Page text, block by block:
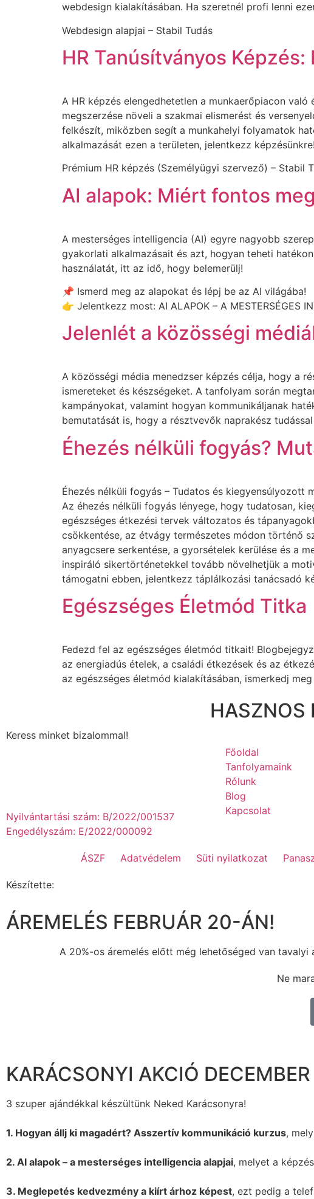
webdesign kialakításában. Ha szeretnél profi lenni
Webdesign alapjai – Stabil Tudás
HR Tanúsítványos
A HR képzés elengedhetetlen a munkaerőpiacon
megszerzése növeli a szakmai elismerést és
felkészít, miközben segít a munkahelyi folyamatok
alkalmazását ezen a területen, jelentkezz képzésünkre!
Prémium HR képzés (Személyügyi szervező) – Stabil
AI alapok: Miért fontos
A mesterséges intelligencia (AI) egyre nagyobb
gyakorlati alkalmazásait és azt, hogyan teheti
használatát, itt az idő, hogy belemerülj!
📌 Ismerd meg az alapokat és lépj be az AI világába!
👉 Jelentkezz most: AI ALAPOK – A MESTERSÉGES
Jelenlét a közösségi
A közösségi média menedzser képzés célja, hogy a
ismereteket és készségeket. A tanfolyam során
kampányokat, valamint hogyan kommunikáljanak
bemutatását is, hogy a résztvevők naprakész
Éhezés nélküli fogyás?
Éhezés nélküli fogyás – Tudatos és kiegyensúlyozott
Az éhezés nélküli fogyás lényege, hogy tudatosan,
egészséges étkezési tervek változatos és
csökkentése, az étvágy természetes módon történő
anyagcsere serkentése, a gyorsételek kerülése és a
inspiráló sikertörténetekkel tovább növelhetjük a
támogatni ebben, jelentkezz táplálkozási tanácsadó
Egészséges Életmód Titka
Fedezd fel az egészséges életmód titkait!
az energiadús ételek, a családi étkezések és az
az egészséges életmód kialakításában, ismerkedj
Keress minket bizalommal!
Nyilvántartási szám: B/2022/001537
Engedélyszám: E/2022/000092
HASZNOS
Főoldal
Tanfolyamaink
Rólunk
Blog
Kapcsolat
ÁSZF Adatvédelem Süti nyilatkozat
Készítette:
ÁREMELÉS FEBRUÁR 20-ÁN!
A 20%-os áremelés előtt még lehetőséged van
Ne
KARÁCSONYI AKCIÓ
3 szuper ajándékkal készültünk Neked Karácsonyra!
1. Hogyan állj ki magadért? Asszertív kommunikáció kurzus,
2. AI alapok – a mesterséges intelligencia alapjai, melyet a
3. Meglepetés kedvezmény a kiírt árhoz képest, ezt pedig a